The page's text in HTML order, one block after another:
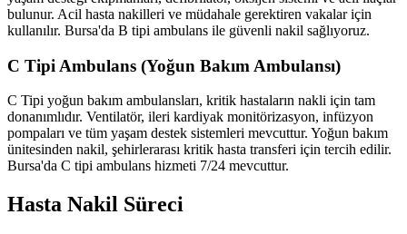
bulunur. Acil hasta nakilleri ve müdahale gerektiren vakalar için
kullanılır. Bursa'da B tipi ambulans ile güvenli nakil sağlıyoruz.
C Tipi Ambulans (Yoğun Bakım Ambulansı)
C Tipi yoğun bakım ambulansları, kritik hastaların nakli için tam
donanımlıdır. Ventilatör, ileri kardiyak monitörizasyon, infüzyon
pompaları ve tüm yaşam destek sistemleri mevcuttur. Yoğun bakım
ünitesinden nakil, şehirlerarası kritik hasta transferi için tercih edilir.
Bursa'da C tipi ambulans hizmeti 7/24 mevcuttur.
Hasta Nakil Süreci